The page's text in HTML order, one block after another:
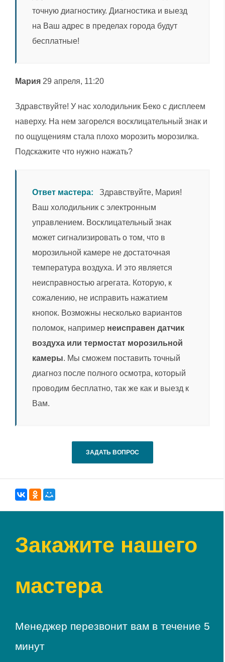
точную диагностику. Диагностика и выезд
на Ваш адрес в пределах города будут
бесплатные!
Мария 29 апреля, 11:20
Здравствуйте! У нас холодильник Беко с дисплеем
наверху. На нем загорелся восклицательный знак и
по ощущениям стала плохо морозить морозилка.
Подскажите что нужно нажать?
Ответ мастера: Здравствуйте, Мария!
Ваш холодильник с электронным
управлением. Восклицательный знак
может сигнализировать о том, что в
морозильной камере не достаточная
температура воздуха. И это является
неисправностью агрегата. Которую, к
сожалению, не исправить нажатием
кнопок. Возможны несколько вариантов
поломок, например неисправен датчик
воздуха или термостат морозильной
камеры. Мы сможем поставить точный
диагноз после полного осмотра, который
проводим бесплатно, так же как и выезд к
Вам.
ЗАДАТЬ ВОПРОС
Закажите нашего
мастера
Менеджер перезвонит вам в течение 5
минут